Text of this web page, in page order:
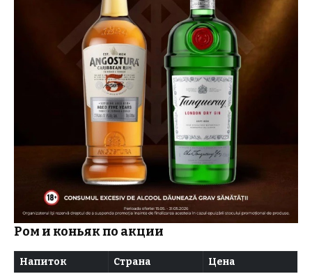
Ром и коньяк по акции
Напиток Страна Цена